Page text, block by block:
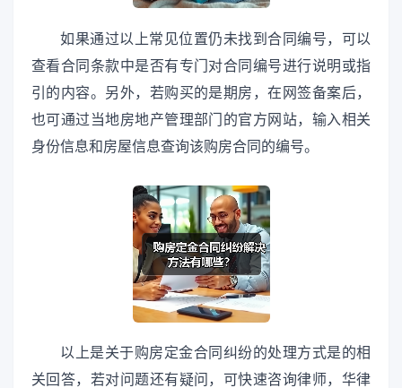
如果通过以上常见位置仍未找到合同编号，可以
查看合同条款中是否有专门对合同编号进行说明或指
引的内容。另外，若购买的是期房，在网签备案后，
也可通过当地房地产管理部门的官方网站，输入相关
身份信息和房屋信息查询该购房合同的编号。
以上是关于购房定金合同纠纷的处理方式是的相
关回答，若对问题还有疑问，可快速咨询律师，华律